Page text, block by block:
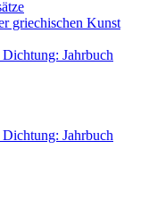
griechischen Kunst
Jahrbuch
Jahrbuch